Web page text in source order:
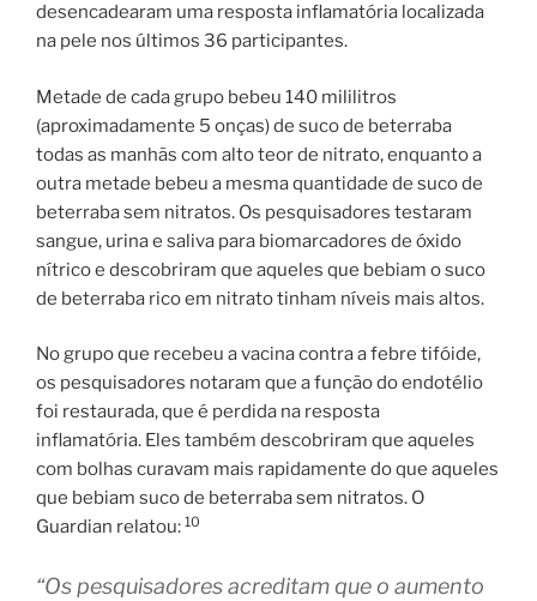
desencadearam uma resposta inflamatória localizada
na pele nos últimos 36 participantes.
Metade de cada grupo bebeu 140 mililitros
(aproximadamente 5 onças) de suco de beterraba
todas as manhãs com alto teor de nitrato, enquanto a
outra metade bebeu a mesma quantidade de suco de
beterraba sem nitratos. Os pesquisadores testaram
sangue, urina e saliva para biomarcadores de óxido
nítrico e descobriram que aqueles que bebiam o suco
de beterraba rico em nitrato tinham níveis mais altos.
No grupo que recebeu a vacina contra a febre tifóide,
os pesquisadores notaram que a função do endotélio
foi restaurada, que é perdida na resposta
inflamatória. Eles também descobriram que aqueles
com bolhas curavam mais rapidamente do que aqueles
que bebiam suco de beterraba sem nitratos. O
Guardian relatou: 10
“Os pesquisadores acreditam que o aumento